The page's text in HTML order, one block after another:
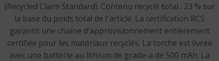
(Recycled Claim Standard). Contenu recyclé total : 23 % sur
la base du poids total de l'article. La certification RCS
garantit une chaîne d'approvisionnement entièrement
certifiée pour les matériaux recyclés. La torche est livrée
avec une batterie au lithium de grade-a de 500 mAh. La